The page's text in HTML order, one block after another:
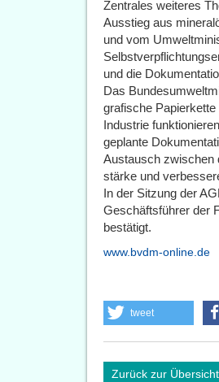
Zentrales weiteres
Ausstieg aus
und vom
und die
Das
grafische
Industrie
geplante
Austausch zwischen
stärke und
In der Sitzung der
Geschäftsführer der
bestätigt.
www.bvdm-online.de
tweet
Zurück zur Übersicht